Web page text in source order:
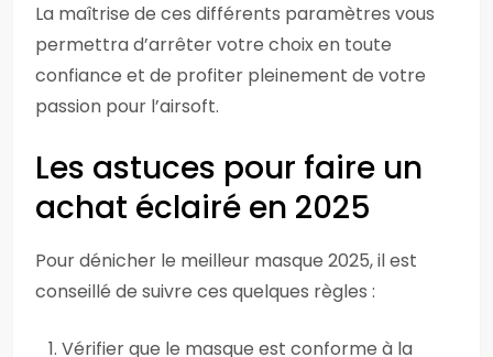
La maîtrise de ces différents paramètres vous
permettra d’arrêter votre choix en toute
confiance et de profiter pleinement de votre
passion pour l’airsoft.
Les astuces pour faire un
achat éclairé en 2025
Pour dénicher le meilleur masque 2025, il est
conseillé de suivre ces quelques règles :
Vérifier que le masque est conforme à la